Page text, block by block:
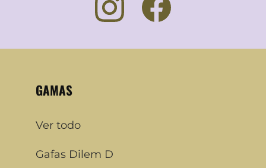
GAMAS
Ver todo
Gafas Dilem D